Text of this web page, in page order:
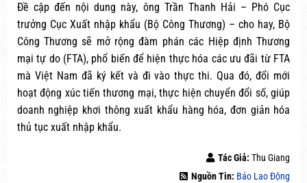
Đề cập đến nội dung này, ông Trần Thanh Hải – Phó Cục
trưởng Cục Xuất nhập khẩu (Bộ Công Thương) – cho hay, Bộ
Công Thương sẽ mở rộng đàm phán các Hiệp định Thương
mại tự do (FTA), phổ biến để hiện thực hóa các ưu đãi từ FTA
mà Việt Nam đã ký kết và đi vào thực thi. Qua đó, đổi mới
hoạt động xúc tiến thương mại, thực hiện chuyển đổi số, giúp
doanh nghiệp khơi thông xuất khẩu hàng hóa, đơn giản hóa
thủ tục xuất nhập khẩu.
Tác Giả: Thu Giang
Nguồn Tin: Báo Lao Động